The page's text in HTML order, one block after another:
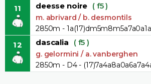
11 deesse noire ( f5 )
m. abrivard / b. desmontils
2850m -
12 dascalia ( f5 )
g. gelormini / a. vanberghen
2850m - D4 -